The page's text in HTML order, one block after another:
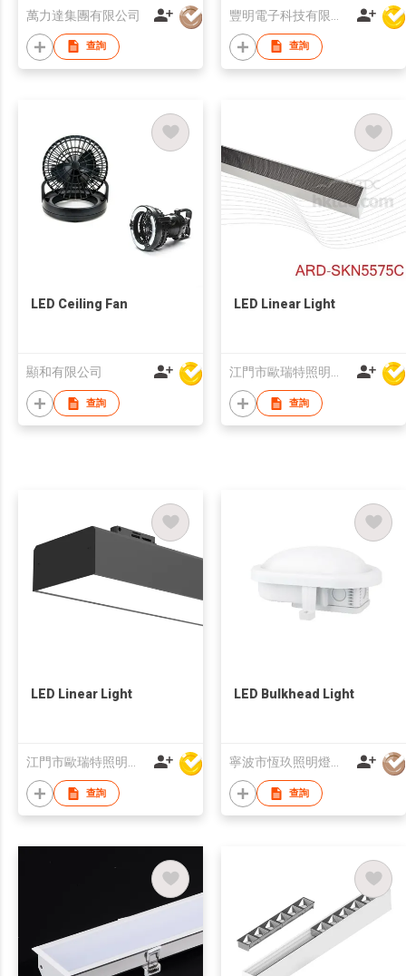
萬力達集團有限公司
查詢 查詢
LED Ceiling Fan
顯和有限公司
查詢
LED Linear Light
查詢
LED Linear Light
江門市歐瑞特照明科技有限公司
查詢
LED Bulkhead Light
寧波市恆玖照明燈具有限公司
查詢